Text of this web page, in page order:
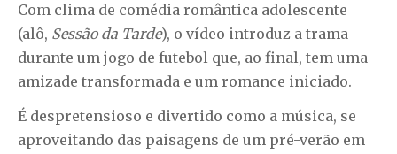
Com clima de comédia romântica adolescente
(alô, Sessão da Tarde), o vídeo introduz a trama
durante um jogo de futebol que, ao final, tem uma
amizade transformada e um romance iniciado.
É despretensioso e divertido como a música, se
aproveitando das paisagens de um pré-verão em